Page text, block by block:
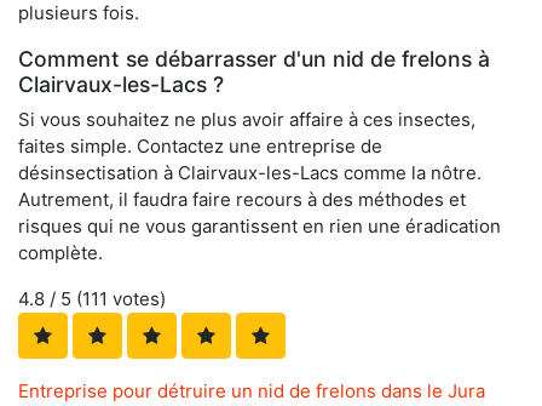
plusieurs fois.
Comment se débarrasser d'un nid de frelons à
Clairvaux-les-Lacs ?
Si vous souhaitez ne plus avoir affaire à ces insectes,
faites simple. Contactez une entreprise de
désinsectisation à Clairvaux-les-Lacs comme la nôtre.
Autrement, il faudra faire recours à des méthodes et
risques qui ne vous garantissent en rien une éradication
complète.
4.8 / 5 (111 votes)
Entreprise pour détruire un nid de frelons dans le Jura